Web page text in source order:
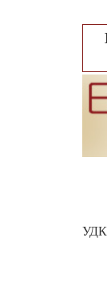
УДК